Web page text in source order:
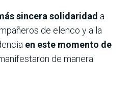
sincera solidaridad a
de elenco y a la
en este momento de
de manera